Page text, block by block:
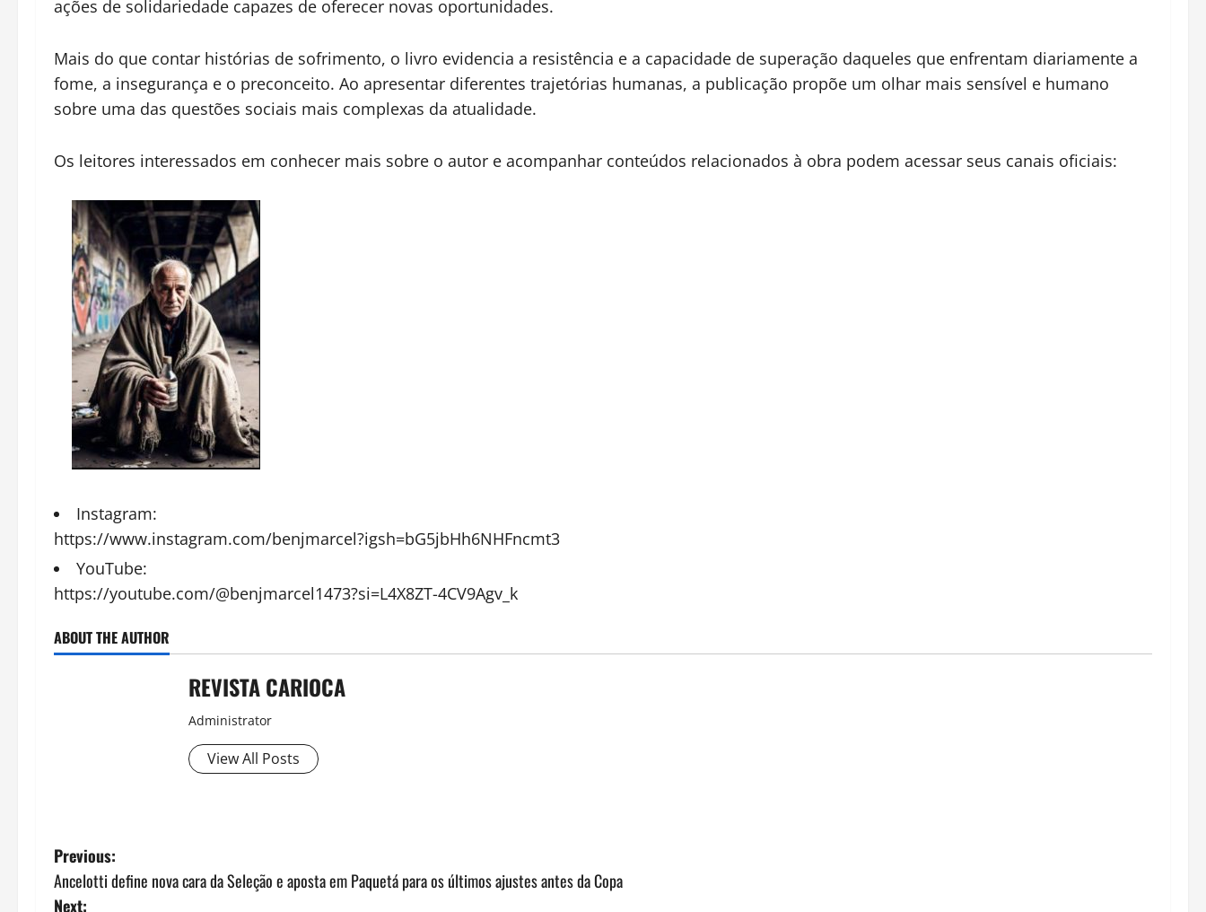
ações de solidariedade capazes de oferecer novas oportunidades.
Mais do que contar histórias de sofrimento, o livro evidencia a resistência e a capacidade de superação daqueles que enfrentam diariamente a
fome, a insegurança e o preconceito. Ao apresentar diferentes trajetórias humanas, a publicação propõe um olhar mais sensível e humano
sobre uma das questões sociais mais complexas da atualidade.
Os leitores interessados em conhecer mais sobre o autor e acompanhar conteúdos relacionados à obra podem acessar seus canais oficiais:
Instagram:
https://www.instagram.com/benjmarcel?igsh=bG5jbHh6NHFncmt3
YouTube:
https://youtube.com/@benjmarcel1473?si=L4X8ZT-4CV9Agv_k
ABOUT THE AUTHOR
REVISTA CARIOCA
Administrator
View All Posts
P
o
Previous:
Ancelotti define nova cara da Seleção e aposta em Paquetá para os últimos ajustes antes da Copa
Next: